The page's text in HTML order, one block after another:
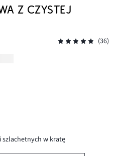
Z CZYSTEJ
(36)
w kratę